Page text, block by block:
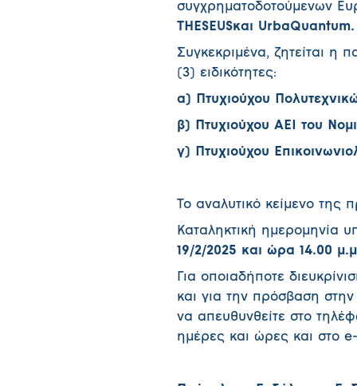
συγχρηματοδοτούμενων
THESEUSκαι UrbaQuantum.
Συγκεκριμένα, ζητείται η
(3) ειδικότητες:
α) Πτυχιούχου
β) Πτυχιούχου ΑΕΙ του
γ) Πτυχιούχου
Το αναλυτικό κείμενο της
Καταληκτική ημερομηνία
19/2/2025 και ώρα 14.00 μ.μ
Για οποιαδήποτε
και για την πρόσβαση
να απευθυνθείτε στο
ημέρες και ώρες και στο